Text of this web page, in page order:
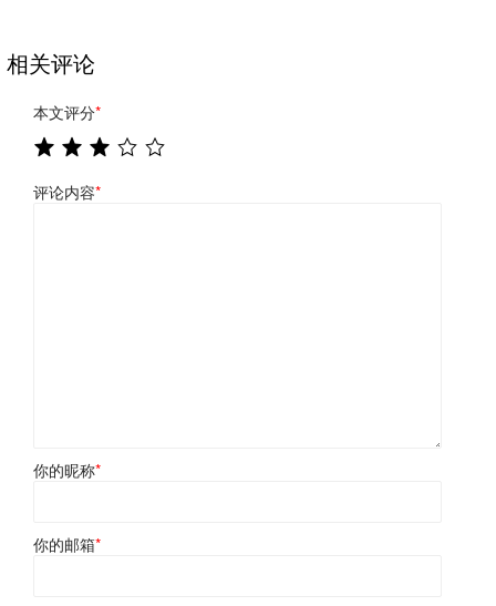
相关评论
本文评分*
评论内容*
你的昵称*
你的邮箱*